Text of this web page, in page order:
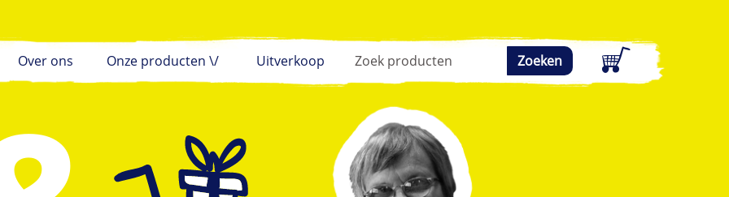
Over ons Onze producten \/ Uitverkoop Zoeken